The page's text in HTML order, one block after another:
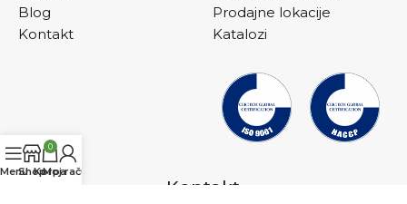
Blog
Kontakt
Prodajne lokacije
Katalozi
Kontakt
MenuShop
0
Korpa
Moj račun